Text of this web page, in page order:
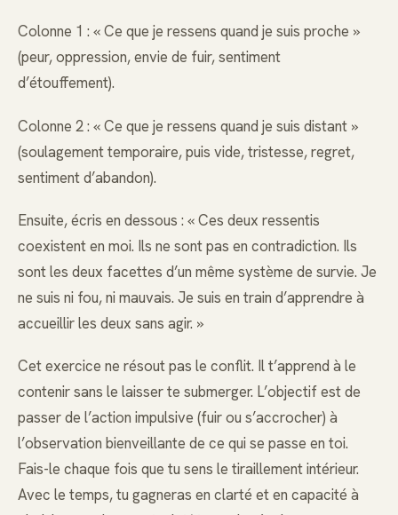
Colonne 1 : « Ce que je ressens quand je suis proche »
(peur, oppression, envie de fuir, sentiment
d’étouffement).
Colonne 2 : « Ce que je ressens quand je suis distant »
(soulagement temporaire, puis vide, tristesse, regret,
sentiment d’abandon).
Ensuite, écris en dessous : « Ces deux ressentis
coexistent en moi. Ils ne sont pas en contradiction. Ils
sont les deux facettes d’un même système de survie. Je
ne suis ni fou, ni mauvais. Je suis en train d’apprendre à
accueillir les deux sans agir. »
Cet exercice ne résout pas le conflit. Il t’apprend à le
contenir sans le laisser te submerger. L’objectif est de
passer de l’action impulsive (fuir ou s’accrocher) à
l’observation bienveillante de ce qui se passe en toi.
Fais-le chaque fois que tu sens le tiraillement intérieur.
Avec le temps, tu gagneras en clarté et en capacité à